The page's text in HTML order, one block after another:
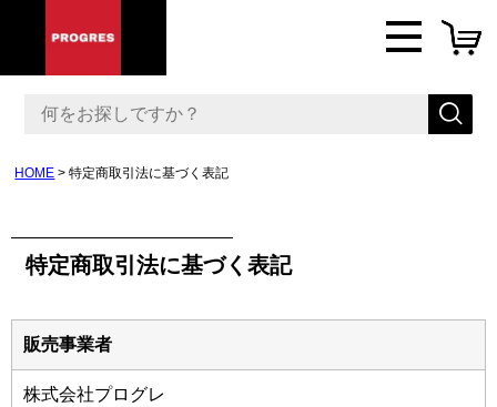
HOME 特定商取引法に基づく表記
特定商取引法に基づく表記
販売事業者
株式会社プログレ